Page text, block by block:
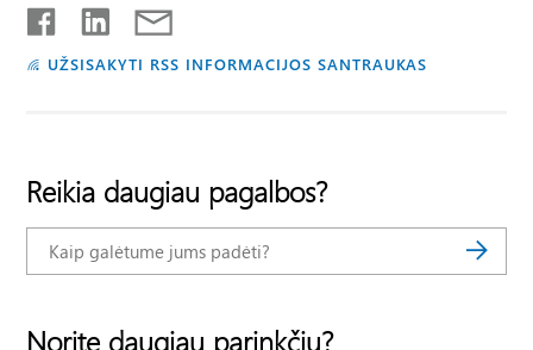
UŽSISAKYTI RSS INFORMACIJOS SANTRAUKAS
Reikia daugiau pagalbos?
Norite daugiau parinkčių?